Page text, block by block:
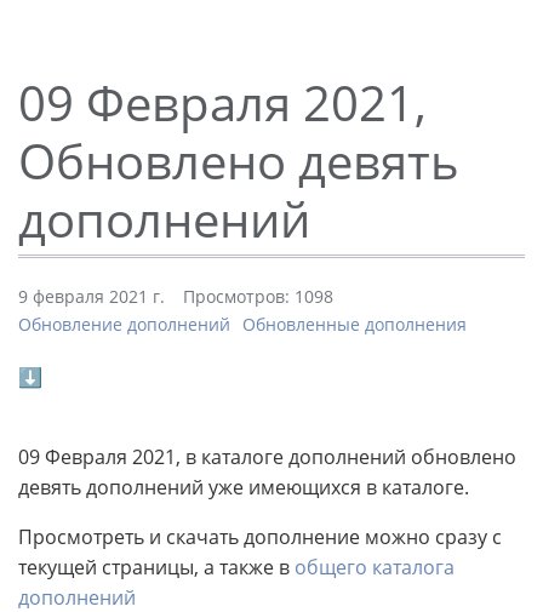
09 Февраля 2021,
Обновлено девять
дополнений
9 февраля 2021 г.
Просмотров: 1098
Обновление дополнений
Обновленные дополнения
⬇
09 Февраля 2021, в каталоге дополнений обновлено
девять дополнений уже имеющихся в каталоге.
Просмотреть и скачать дополнение можно сразу с
текущей страницы, а также в общего каталога
дополнений